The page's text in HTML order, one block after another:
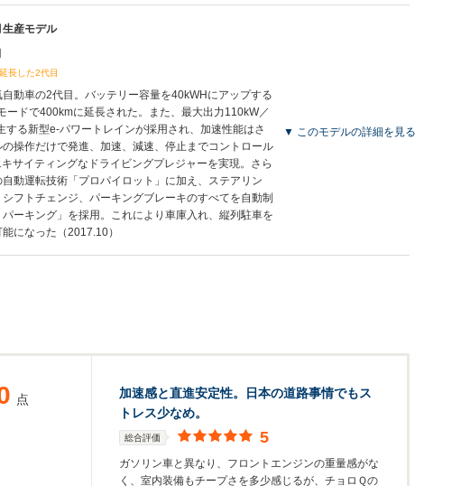
産モデル
長した2代目
動車の2代目。バッテリー容量を40kWHにアップする
ードで400kmに延長された。また、最大出力110kW／
する新型e-パワートレインが採用され、加速性能はさ
操作だけで発進、加速、減速、停止までコントロール
サイティングなドライビングプレジャーを実現。さら
動運転技術「プロパイロット」に加え、ステアリン
フトチェンジ、パーキングブレーキのすべてを自動制
ーキング」を採用。これにより車庫入れ、縦列駐車を
になった（2017.10）
▼ このモデルの詳細を見る
点
加速感と直進安定性。日本の道路事情でもス
トレス少なめ。
総合評価 5
ガソリン車と異なり、フロントエンジンの重量感がな
く、室内装備もチープさを多少感じるが、チョロＱの